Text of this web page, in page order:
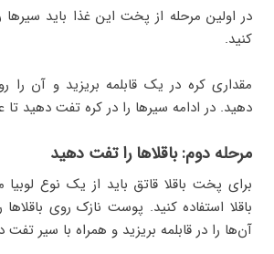
در اولین مرحله از پخت این غذا باید
کنید.
مقداری کره در یک قابلمه بریزید و آن را
دهید. در ادامه سیرها را در کره تفت دهید تا
مرحله دوم: باقلاها را تفت دهید
برای پخت باقلا قاتق باید از یک نوع
باقلا استفاده کنید. پوست نازک روی
آن‌ها را در قابلمه بریزید و همراه با سیر تفت